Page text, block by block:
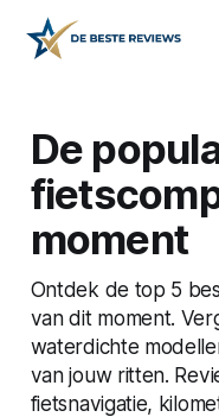
De
moment
Ontdek de top 5
van dit moment.
waterdichte
van jouw ritten.
fietsnavigatie,